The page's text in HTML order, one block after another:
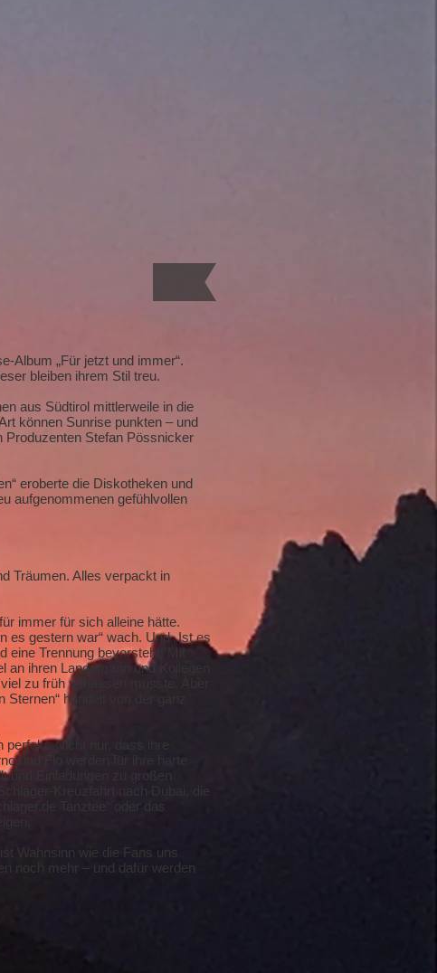
Album „Für jetzt und immer“.
bleiben ihrem Stil treu.
aus Südtirol mittlerweile in die
können Sunrise punkten – und
Produzenten Stefan Pössnicker
eroberte die Diskotheken und
aufgenommenen gefühlvollen
Träumen. Alles verpackt in
immer für sich alleine hätte.
es gestern war“ wach. Und „Ist es
eine Trennung bevorsteht. Mit
ihren Landsmann und Kollegen
zu früh verlassen musste. Aber
handelt von der ganz
Nicht nur, dass ihre
und Flo werden für ihre harte
und Einladungen zu großen
Kreuzfahrt nach Dubai, die
Tanztee“ oder das
Wahnsinn wie die Fans uns
noch mehr – und dafür werden